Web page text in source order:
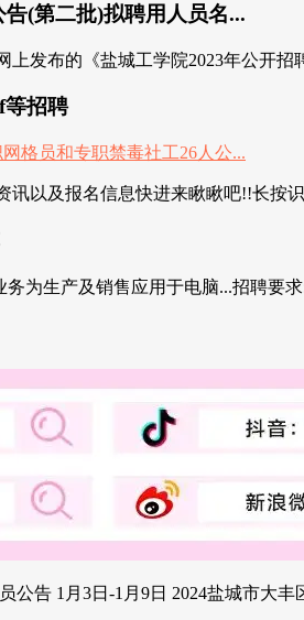
(第二批)拟聘用人员名...
上发布的《盐城工学院2023年公开
等招聘
以及报名信息快进来瞅瞅吧!!长按
为生产及销售应用于电脑...招聘要
公告 1月3日-1月9日 2024盐城市大